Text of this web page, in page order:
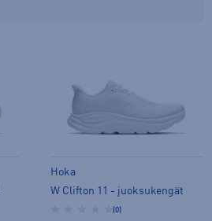
Hoka
W Clifton 11 - juoksukengät
(0)